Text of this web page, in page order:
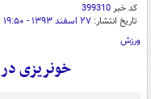
کد خبر399310
تاریخ انتشار: ۲۷ اسفند ۱۳۹۳ - ۱۹:۵۰
ورزش
خونریزی در